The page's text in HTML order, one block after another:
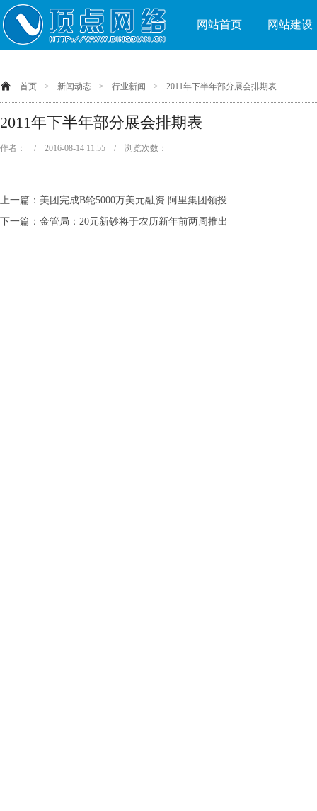
网站首页 网站建设
首页 > 新闻动态 > 行业新闻 > 2011年下半年部分展会排期表
2011年下半年部分展会排期表
作者： / 2016-08-14 11:55 / 浏览次数：
上一篇： 美团完成B轮5000万美元融资 阿里集团领投
下一篇： 金管局：20元新钞将于农历新年前两周推出